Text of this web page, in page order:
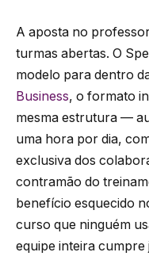
A aposta no
turmas abertas. O
modelo para dentro
Business, o formato
mesma estrutura —
uma hora por dia,
exclusiva dos
contramão do
benefício esquecido
curso que ninguém
equipe inteira cumpre